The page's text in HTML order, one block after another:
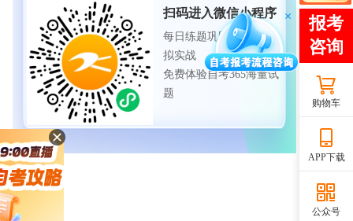
扫码进入微信小程序
每日练题巩固、考前模
拟实战
免费体验自考365海量试
题
购物车
APP下载
公众号